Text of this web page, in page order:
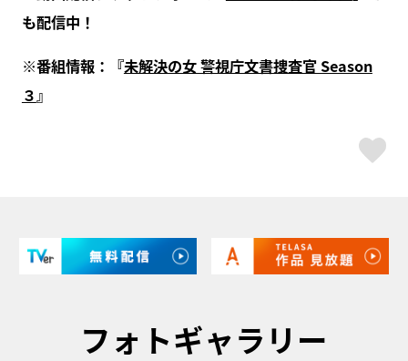
も配信中！
※番組情報：『未解決の女 警視庁文書捜査官 Season
３』
フォトギャラリー